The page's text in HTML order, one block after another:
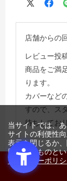
店舗からの
レビュー投
商品をご満
ります。
カバーなど
すので、ス
待ちしてお
当サイトでは、
サイトの利便性
表示を閉じるか
同意するものと
ライバシーポリ